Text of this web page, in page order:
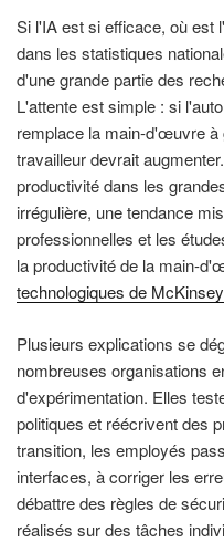
Si l'IA est si efficace, où est
dans les statistiques
d'une grande partie des
L'attente est simple : si
remplace la main-d'œuvre à
travailleur devrait
productivité dans les
irrégulière, une tendance
professionnelles et les
la productivité de la main-
technologiques de
Plusieurs explications se
nombreuses organisations
d'expérimentation. Elles
politiques et réécrivent des
transition, les employés
interfaces, à corriger les
débattre des règles de
réalisés sur des tâches